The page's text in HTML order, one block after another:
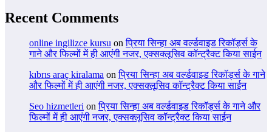
Recent Comments
online ingilizce kursu onप्रिया सिन्हा अब वर्ल्डवाइड रिकॉर्ड्स के
गाने और फिल्मों में ही आएंगी नजर, एक्सक्लूसिव कॉन्ट्रैक्ट किया साईन
kıbrıs araç kiralama onप्रिया सिन्हा अब वर्ल्डवाइड रिकॉर्ड्स के गाने
और फिल्मों में ही आएंगी नजर, एक्सक्लूसिव कॉन्ट्रैक्ट किया साईन
Seo hizmetleri onप्रिया सिन्हा अब वर्ल्डवाइड रिकॉर्ड्स के गाने और
फिल्मों में ही आएंगी नजर, एक्सक्लूसिव कॉन्ट्रैक्ट किया साईन